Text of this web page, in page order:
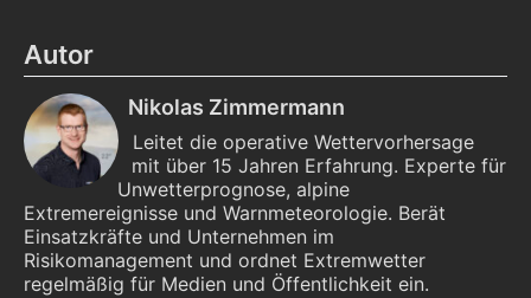
Autor
Nikolas Zimmermann
Leitet die operative Wettervorhersage
mit über 15 Jahren Erfahrung. Experte für
Unwetterprognose, alpine
Extremereignisse und Warnmeteorologie. Berät
Einsatzkräfte und Unternehmen im
Risikomanagement und ordnet Extremwetter
regelmäßig für Medien und Öffentlichkeit ein.